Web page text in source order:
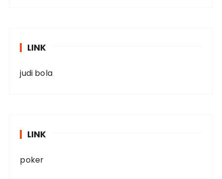
LINK
judi bola
LINK
poker